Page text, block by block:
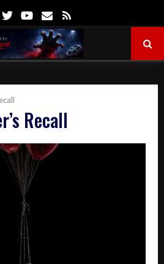
FacebookTwitterYoutube
Email
Recall